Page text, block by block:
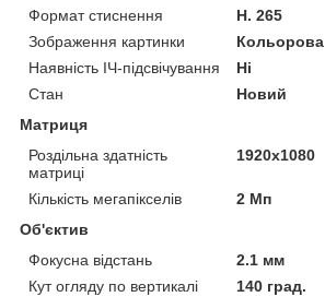
Формат стиснення
H. 265
Зображення картинки
Кольорова
Наявність ІЧ-підсвічування
Ні
Стан
Новий
Матриця
Роздільна здатність
матриці
1920x1080
Кількість мегапікселів
2 Мп
Об'єктив
Фокусна відстань
2.1 мм
Кут огляду по вертикалі
140 град.